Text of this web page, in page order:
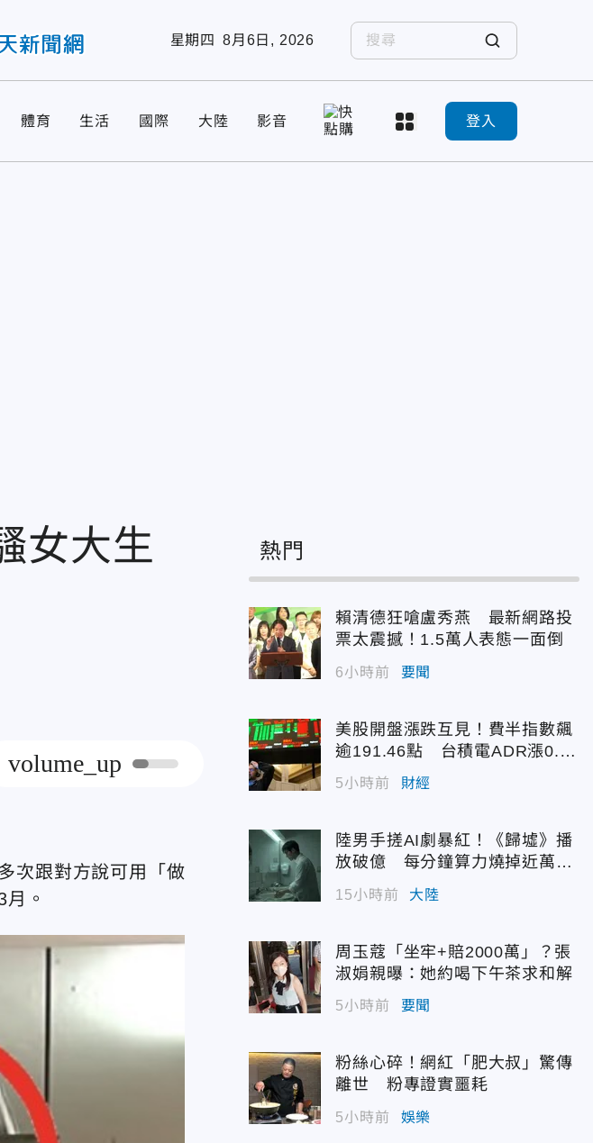
星期四 8月6日, 2026
體育 生活 國際 大陸 影音 登入
女大生
volume_up
次跟對方說可用「做
。
熱門
賴清德狂嗆盧秀燕 最新網路投
票太震撼！1.5萬人表態一面倒
6小時前 要聞
美股開盤漲跌互見！費半指數飆
逾191.46點 台積電ADR漲0.9
3%
5小時前 財經
陸男手搓AI劇暴紅！《歸墟》播
放破億 每分鐘算力燒掉近萬台
15小時前 大陸
周玉蔻「坐牢+賠2000萬」？張
淑娟親曝：她約喝下午茶求和解
5小時前 要聞
粉絲心碎！網紅「肥大叔」驚傳
離世 粉專證實噩耗
5小時前 娛樂